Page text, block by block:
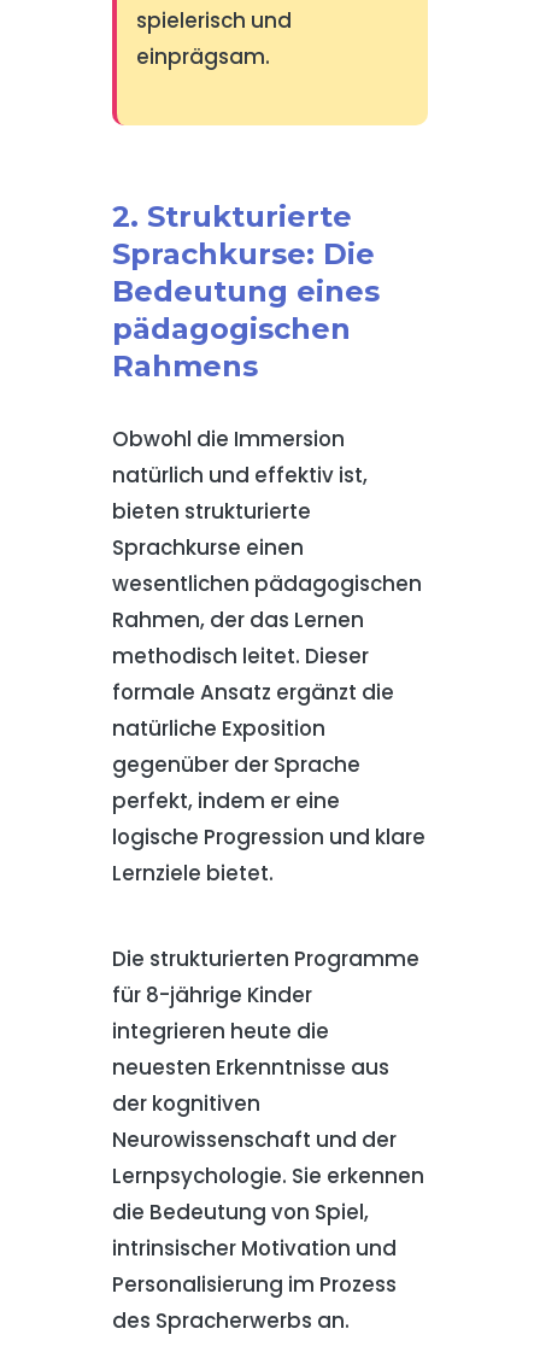
spielerisch und
einprägsam.
2. Strukturierte
Sprachkurse: Die
Bedeutung eines
pädagogischen
Rahmens
Obwohl die Immersion
natürlich und effektiv ist,
bieten strukturierte
Sprachkurse einen
wesentlichen pädagogischen
Rahmen, der das Lernen
methodisch leitet. Dieser
formale Ansatz ergänzt die
natürliche Exposition
gegenüber der Sprache
perfekt, indem er eine
logische Progression und klare
Lernziele bietet.
Die strukturierten Programme
für 8-jährige Kinder
integrieren heute die
neuesten Erkenntnisse aus
der kognitiven
Neurowissenschaft und der
Lernpsychologie. Sie erkennen
die Bedeutung von Spiel,
intrinsischer Motivation und
Personalisierung im Prozess
des Spracherwerbs an.